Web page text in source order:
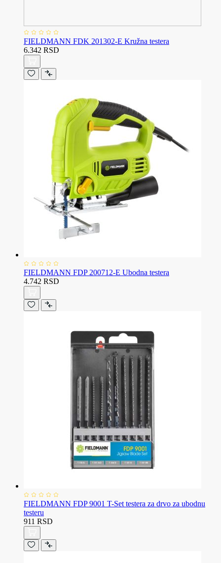
FIELDMANN FDK 201302-E Kružna testera
6.342 RSD
FIELDMANN FDP 200712-E Ubodna testera
4.742 RSD
FIELDMANN FDP 9001 T-Set testera za drvo za ubodnu
testeru
911 RSD